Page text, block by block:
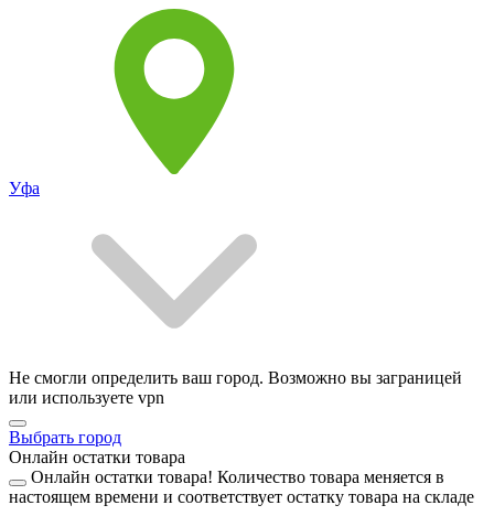
Уфа
Не смогли определить ваш город. Возможно вы заграницей
или используете vpn
Выбрать город
Онлайн остатки товара
Онлайн остатки товара! Количество товара меняется в
настоящем времени и соответствует остатку товара на складе